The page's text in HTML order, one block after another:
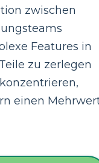
zwischen
Features in
zu zerlegen
einen